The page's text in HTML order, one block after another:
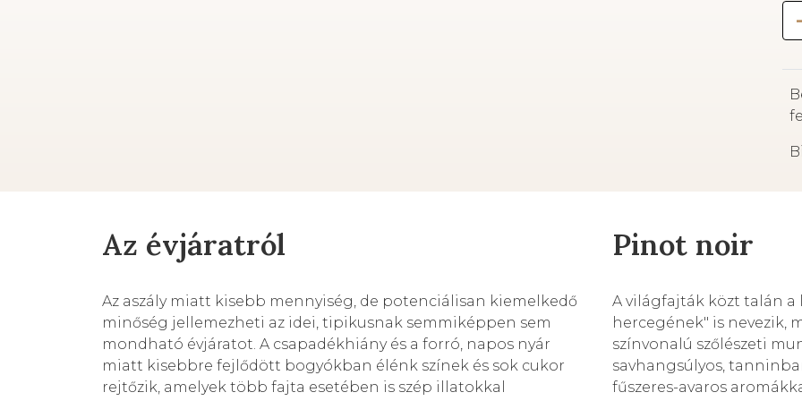
-
Az évjáratról
Az aszály miatt kisebb mennyiség, de potenciálisan kiemelkedő
minőség jellemezheti az idei, tipikusnak semmiképpen sem
mondható évjáratot. A csapadékhiány és a forró, napos nyár
miatt kisebbre fejlődött bogyókban élénk színek és sok cukor
rejtőzik, amelyek több fajta esetében is szép illatokkal
Pinot noir
A világfajták közt talán a
hercegének" is nevezik,
színvonalú szőlészeti
savhangsúlyos,
fűszeres-avaros